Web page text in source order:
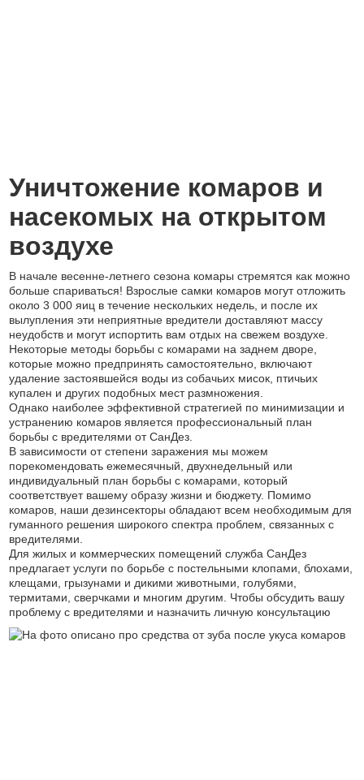
Уничтожение комаров и
насекомых на открытом
воздухе
В начале весенне-летнего сезона комары стремятся как можно
больше спариваться! Взрослые самки комаров могут отложить
около 3 000 яиц в течение нескольких недель, и после их
вылупления эти неприятные вредители доставляют массу
неудобств и могут испортить вам отдых на свежем воздухе.
Некоторые методы борьбы с комарами на заднем дворе,
которые можно предпринять самостоятельно, включают
удаление застоявшейся воды из собачьих мисок, птичьих
купален и других подобных мест размножения.
Однако наиболее эффективной стратегией по минимизации и
устранению комаров является профессиональный план
борьбы с вредителями от СанДез.
В зависимости от степени заражения мы можем
порекомендовать ежемесячный, двухнедельный или
индивидуальный план борьбы с комарами, который
соответствует вашему образу жизни и бюджету. Помимо
комаров, наши дезинсекторы обладают всем необходимым для
гуманного решения широкого спектра проблем, связанных с
вредителями.
Для жилых и коммерческих помещений служба СанДез
предлагает услуги по борьбе с постельными клопами, блохами,
клещами, грызунами и дикими животными, голубями,
термитами, сверчками и многим другим. Чтобы обсудить вашу
проблему с вредителями и назначить личную консультацию